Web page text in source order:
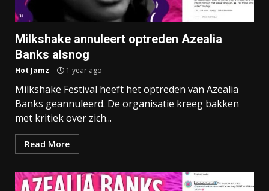
Milkshake annuleert optreden Azealia
Banks alsnog
Hot Jamz 1 year ago
Milkshake Festival heeft het optreden van Azealia
Banks geannuleerd. De organisatie kreeg bakken
met kritiek over zich...
Read More